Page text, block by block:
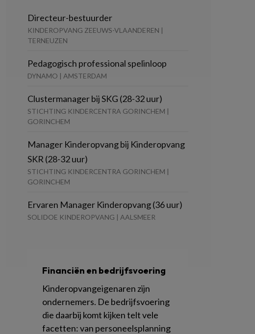
Directeur-bestuurder
KINDEROPVANG ZEEUWS-VLAANDEREN |
TERNEUZEN
Pedagogisch professional spelinloop
DYNAMO | AMSTERDAM
Clustermanager bij SKG (28-32 uur)
STICHTING KINDERCENTRA GORINCHEM |
GORINCHEM
Manager Kinderopvang bij Kinderopvang
SKR (28-32 uur)
STICHTING KINDERCENTRA GORINCHEM |
GORINCHEM
Ervaren Manager Kinderopvang (36 uur)
SOLIDOE KINDEROPVANG | AALSMEER
Financiën en bedrijfsvoering
Kinderopvangeigenaren zijn
ondernemers. De bedrijfsvoering
die daarbij komt kijken telt vele
facetten: van personeelsplanning